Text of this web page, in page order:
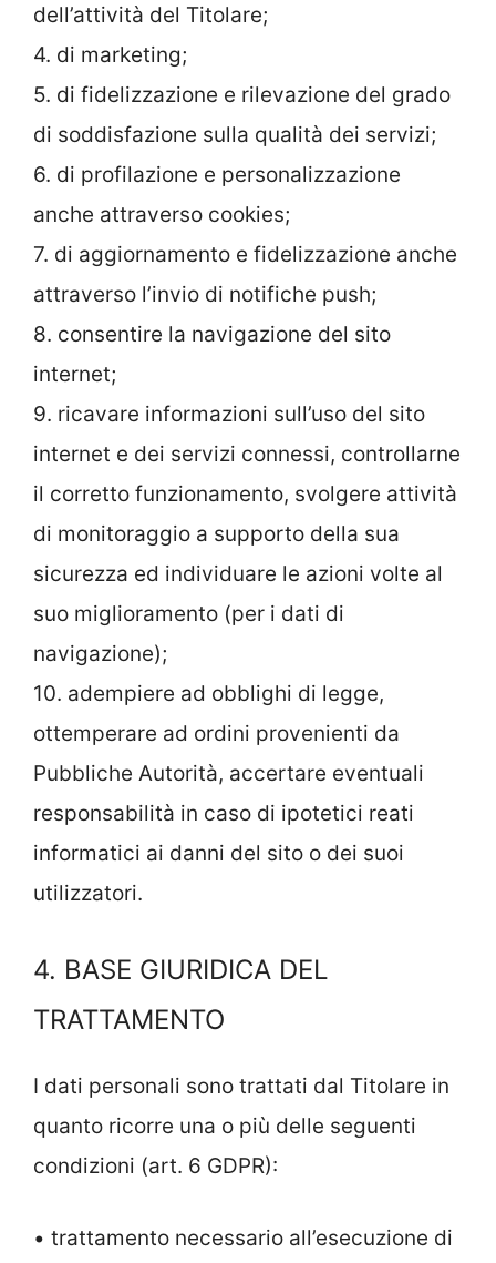
dell’attività del Titolare;
4. di marketing;
5. di fidelizzazione e rilevazione del grado
di soddisfazione sulla qualità dei servizi;
6. di profilazione e personalizzazione
anche attraverso cookies;
7. di aggiornamento e fidelizzazione anche
attraverso l’invio di notifiche push;
8. consentire la navigazione del sito
internet;
9. ricavare informazioni sull’uso del sito
internet e dei servizi connessi, controllarne
il corretto funzionamento, svolgere attività
di monitoraggio a supporto della sua
sicurezza ed individuare le azioni volte al
suo miglioramento (per i dati di
navigazione);
10. adempiere ad obblighi di legge,
ottemperare ad ordini provenienti da
Pubbliche Autorità, accertare eventuali
responsabilità in caso di ipotetici reati
informatici ai danni del sito o dei suoi
utilizzatori.
4. BASE GIURIDICA DEL
TRATTAMENTO
I dati personali sono trattati dal Titolare in
quanto ricorre una o più delle seguenti
condizioni (art. 6 GDPR):
• trattamento necessario all’esecuzione di